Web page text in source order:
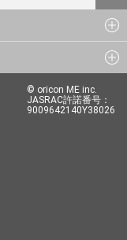
© oricon ME inc.
JASRAC許諾番号：
9009642140Y38026